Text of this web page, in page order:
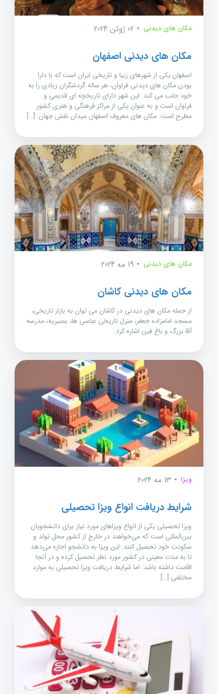
مکان های دیدنی 02 ژوئن 2024
مکان های دیدنی اصفهان
اصفهان یکی از شهرهای زیبا و تاریخی ایران است که با دارا
بودن مکان های دیدنی فراوان، هر ساله گردشگران زیادی را به
خود جلب می کند. این شهر دارای تاریخچه ای قدیمی و
فراوان است و به عنوان یکی از مراکز فرهنگی و هنری کشور
مطرح است. مکان های معروف اصفهان میدان نقش جهان: […]
مکان های دیدنی 19 مه 2024
مکان های دیدنی کاشان
از جمله مکان های دیدنی در کاشان می توان به بازار تاریخی،
مسجد امامزاده جعفر، منزل تاریخی عباسی ها، بصیریه، مدرسه
آقا بزرگ و باغ فین اشاره کرد.
ویزا 13 مه 2024
شرایط دریافت انواع ویزا تحصیلی
ویزا تحصیلی یکی از انواع ویزاهای مورد نیاز برای دانشجویان
بین‌المللی است که می‌خواهند در خارج از کشور محل تولد و
سکونت خود تحصیل کنند. این ویزا به دانشجو اجازه می‌دهد
تا به مدت معینی در کشور مورد نظر تحصیل کرده و در آنجا
اقامت داشته باشد. اما شرایط دریافت ویزا تحصیلی به موارد
مختلفی […]